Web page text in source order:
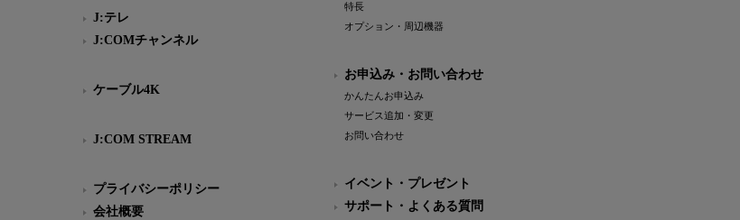
J:テレ
J:COMチャンネル
ケーブル4K
J:COM STREAM
プライバシーポリシー
会社概要
特長
オプション・周辺機器
お申込み・お問い合わせ
かんたんお申込み
サービス追加・変更
お問い合わせ
イベント・プレゼント
サポート・よくある質問